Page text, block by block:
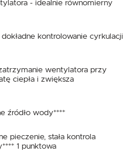
- idealnie równomierny
kontrolowanie cyrkulacji
wentylatora przy
ciepła i zwiększa
źródło wody****
pieczenie, stała kontrola
1 punktowa